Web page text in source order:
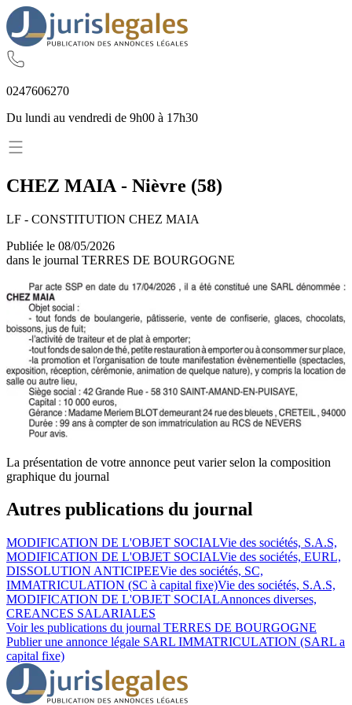
0247606270
Du lundi au vendredi de 9h00 à 17h30
CHEZ MAIA - Nièvre (58)
LF - CONSTITUTION CHEZ MAIA
Publiée le 08/05/2026
dans le journal TERRES DE BOURGOGNE
La présentation de votre annonce peut varier selon la composition
graphique du journal
Autres publications du journal
MODIFICATION DE L'OBJET SOCIALVie des sociétés, S.A.S,
MODIFICATION DE L'OBJET SOCIALVie des sociétés, EURL,
DISSOLUTION ANTICIPEEVie des sociétés, SC,
IMMATRICULATION (SC à capital fixe)Vie des sociétés, S.A.S,
MODIFICATION DE L'OBJET SOCIALAnnonces diverses,
CREANCES SALARIALES
Voir les publications du journal TERRES DE BOURGOGNE
Publier une annonce légale SARL IMMATRICULATION (SARL a
capital fixe)